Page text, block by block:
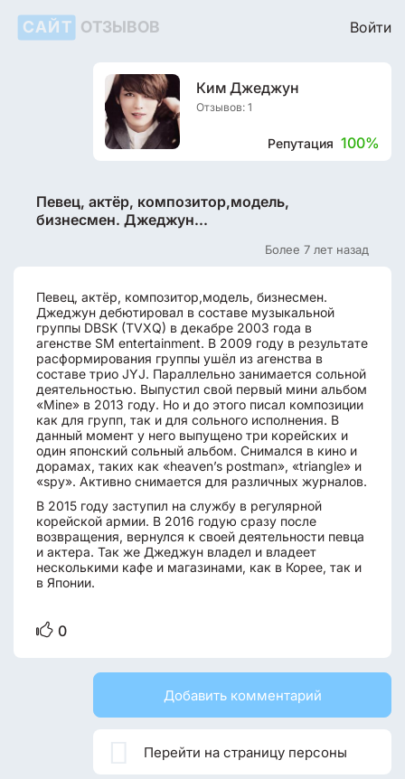
САЙТ ОТЗЫВОВ Войти
Ким Джеджун
Отзывов: 1
Репутация 100%
Певец, актёр, композитор,модель,
бизнесмен. Джеджун...
Более 7 лет назад
Певец, актёр, композитор,модель, бизнесмен.
Джеджун дебютировал в составе музыкальной
группы DBSK (TVXQ) в декабре 2003 года в
агенстве SM entertainment. В 2009 году в результате
расформирования группы ушёл из агенства в
составе трио JYJ. Параллельно занимается сольной
деятельностью. Выпустил свой первый мини альбом
«Mine» в 2013 году. Но и до этого писал композиции
как для групп, так и для сольного исполнения. В
данный момент у него выпущено три корейских и
один японский сольный альбом. Снимался в кино и
дорамах, таких как «heaven’s postman», «triangle» и
«spy». Активно снимается для различных журналов.
В 2015 году заступил на службу в регулярной
корейской армии. В 2016 годую сразу после
возвращения, вернулся к своей деятельности певца
и актера. Так же Джеджун владел и владеет
несколькими кафе и магазинами, как в Корее, так и
в Японии.
0
Добавить комментарий
Перейти на страницу персоны